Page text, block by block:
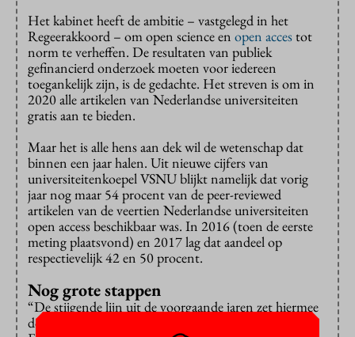
Het kabinet heeft de ambitie – vastgelegd in het
Regeerakkoord – om open science en open accestot
norm te verheffen. De resultaten van publiek
gefinancierd onderzoek moeten voor iedereen
toegankelijk zijn, is de gedachte. Het streven is om in
2020 alle artikelen van Nederlandse universiteiten
gratis aan te bieden.
Maar het is alle hens aan dek wil de wetenschap dat
binnen een jaar halen. Uit nieuwe cijfers van
universiteitenkoepel VSNU blijkt namelijk dat vorig
jaar nog maar 54 procent van de peer-reviewed
artikelen van de veertien Nederlandse universiteiten
open access beschikbaar was. In 2016 (toen de eerste
meting plaatsvond) en 2017 lag dat aandeel op
respectievelijk 42 en 50 procent.
Nog grote stappen
“De stijgende lijn uit de voorgaande jaren zet hiermee
door, maar vlakt enigszins af”, reageert minister Van